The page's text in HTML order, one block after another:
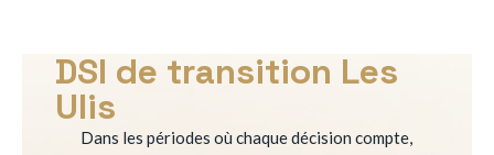
DSI de transition Les
Ulis
Dans les périodes où chaque décision compte,